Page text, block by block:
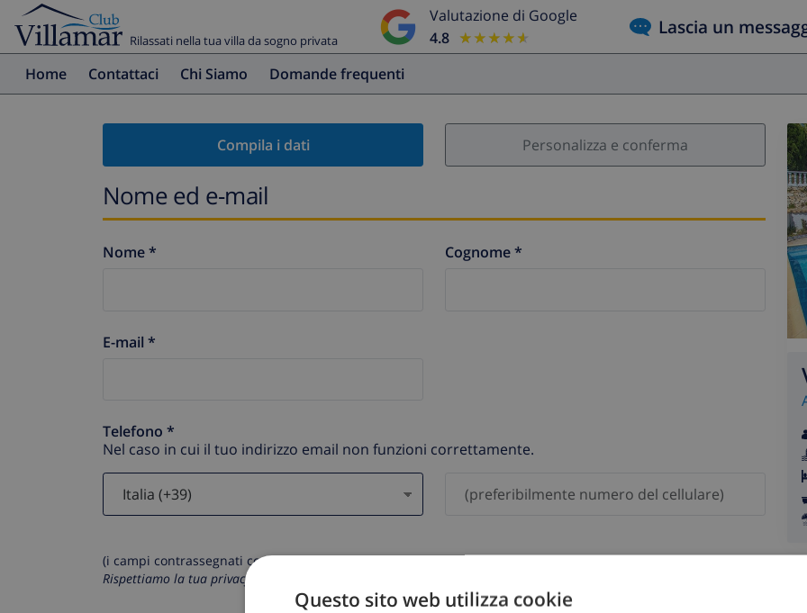
Rilassati nella tua villa da sogno privata
Valutazione di Google
4.8 ★★★★★
★★★★★ Lascia un
Home Contattaci Chi Siamo Domande frequenti
Compila i dati Personalizza e conferma
Nome ed e-mail
Nome * Cognome *
E-mail *
Telefono *
Nel caso in cui il tuo indirizzo email non funzioni correttamente.
(i campi contrassegnati con * sono obbligatori)
Rispettiamo la tua privacy. I tuoi dati personali non saranno mai condivisi con gli altri.
Questo sito web utilizza cookie